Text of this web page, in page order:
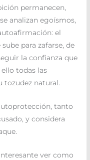
permanecen,
analizan egoísmos,
el
para zafarse, de
la confianza que
todas las
tozudez natural.
tanto
y considera
ver como